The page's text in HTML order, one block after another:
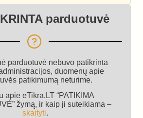
parduotuvė
parduotuvė nebuvo patikrinta
duomenų apie
patikimumą neturime.
apie eTikra.LT “PATIKIMA
žymą, ir kaip ji suteikiama –
skaityti.